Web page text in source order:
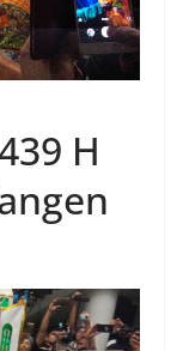
H